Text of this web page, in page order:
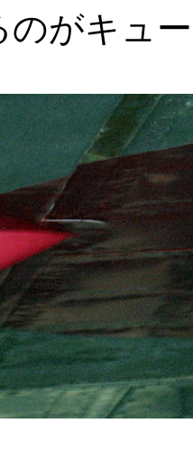
のがキュ